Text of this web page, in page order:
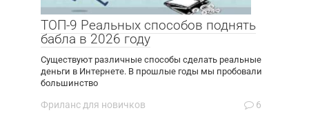
ТОП-9 Реальных способов поднять
бабла в 2026 году
Существуют различные способы сделать реальные
деньги в Интернете. В прошлые годы мы пробовали
большинство
Фриланс для новичков 6